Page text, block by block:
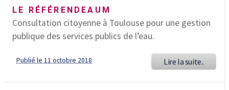
LE RÉFÉRENDEAUM
Consultation citoyenne à Toulouse pour une gestion
publique des services publics de l’eau.
Publié le 11 octobre 2018 Lire la suite..